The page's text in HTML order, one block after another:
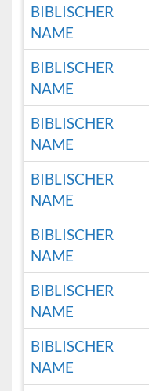
BIBLISCHER
NAME
BIBLISCHER
NAME
BIBLISCHER
NAME
BIBLISCHER
NAME
BIBLISCHER
NAME
BIBLISCHER
NAME
BIBLISCHER
NAME